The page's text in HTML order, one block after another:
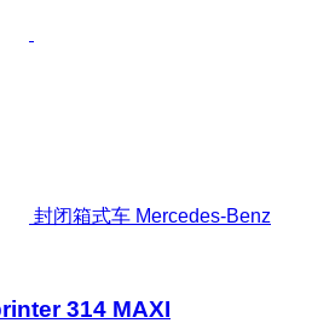
封闭箱式车 Mercedes-Benz
314 MAXI